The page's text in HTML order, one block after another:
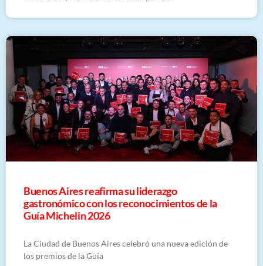
Buenos Aires reafirma su liderazgo
gastronómico con los reconocimientos de la
Guía Michelin 2026
La Ciudad de Buenos Aires celebró una nueva edición de
los premios de la Guía